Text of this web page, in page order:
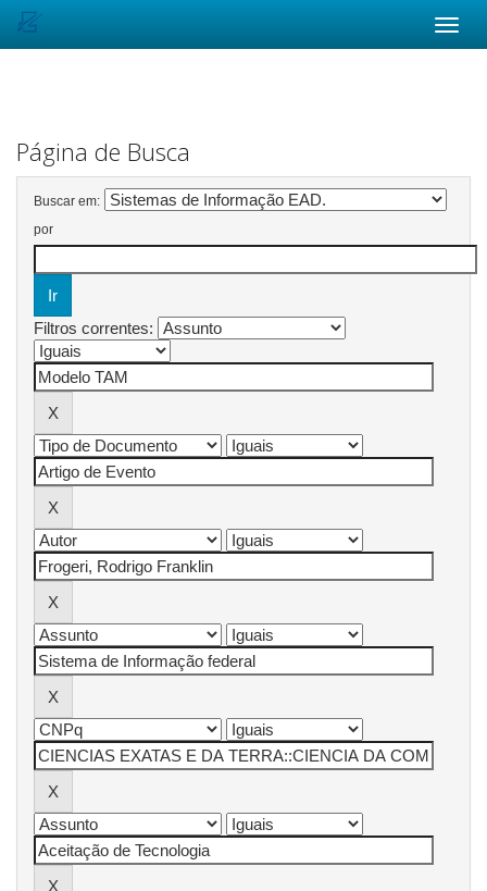
Página de Busca
Buscar em:
por
Filtros correntes: